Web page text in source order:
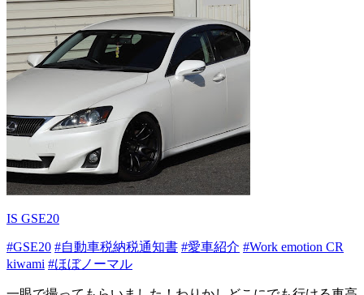
IS GSE20
#GSE20 #自動車税納税通知書 #愛車紹介 #Work emotion CR
kiwami #ほぼノーマル